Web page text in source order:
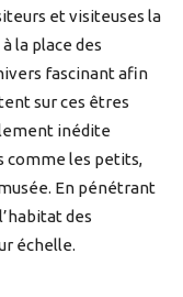
et visiteuses la
la place des
fascinant afin
sur ces êtres
inédite
comme les petits,
En pénétrant
des
échelle.